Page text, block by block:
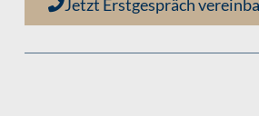
Jetzt Erstgespräch